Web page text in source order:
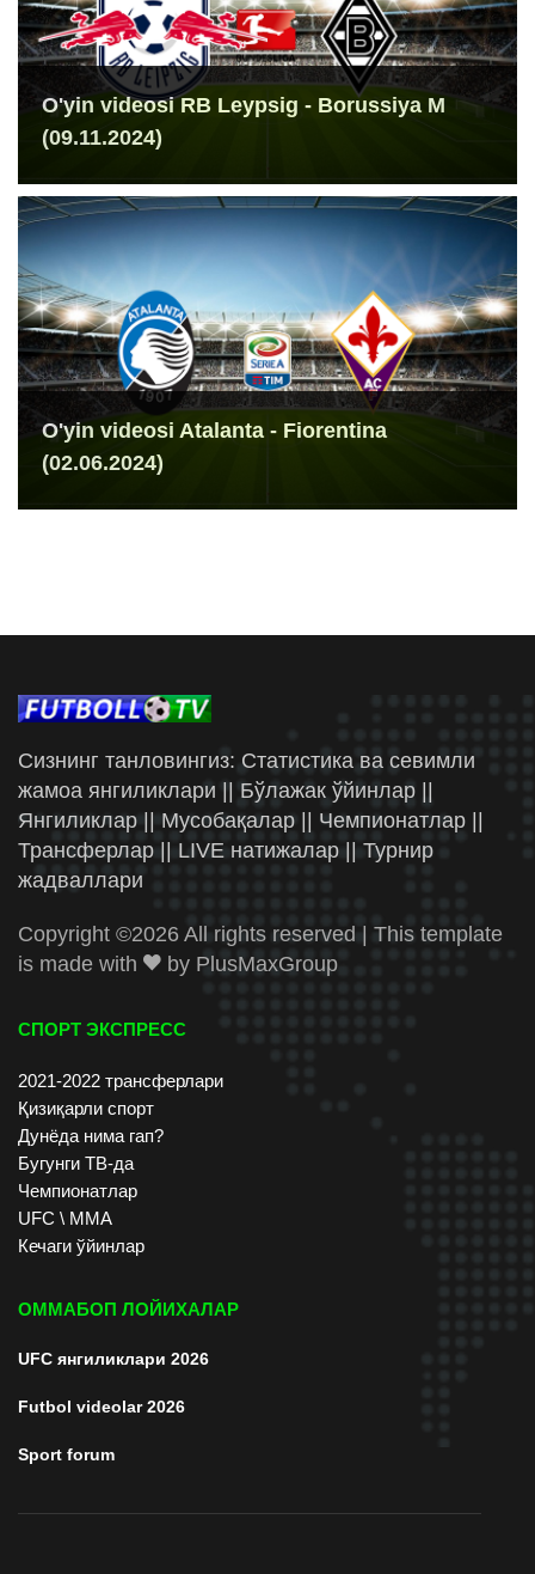
O'yin videosi RB Leypsig - Borussiya M
(09.11.2024)
O'yin videosi Atalanta - Fiorentina
(02.06.2024)
Сизнинг танловингиз: Статистика ва севимли
жамоа янгиликлари || Бўлажак ўйинлар ||
Янгиликлар || Мусобақалар || Чемпионатлар ||
Трансферлар || LIVE натижалар || Турнир
жадваллари
Copyright ©2026 All rights reserved | This template
is made with
by PlusMaxGroup
СПОРТ ЭКСПРЕСС
2021-2022 трансферлари
Қизиқарли спорт
Дунёда нима гап?
Бугунги ТВ-да
Чемпионатлар
UFC \ ММА
Кечаги ўйинлар
ОММАБОП ЛОЙИХАЛАР
UFC янгиликлари 2026
Futbol videolar 2026
Sport forum